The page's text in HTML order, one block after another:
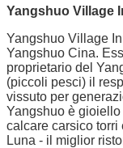
Yangshuo Village
Yangshuo Village
Yangshuo Cina.
proprietario del
(piccoli pesci) il
vissuto per
Yangshuo è
calcare carsico torri
Luna - il miglior